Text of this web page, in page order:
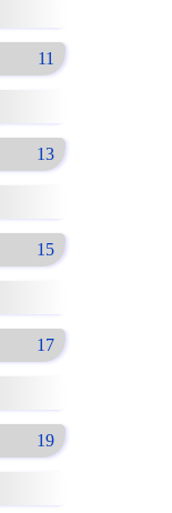
11
13
15
17
19